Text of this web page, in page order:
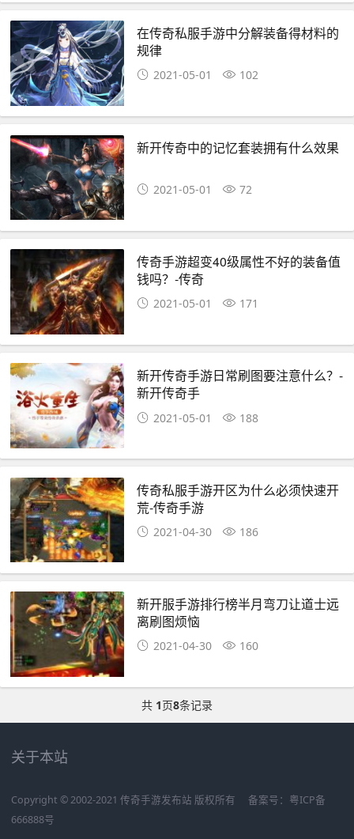
在传奇私服手游中分解装备得材料的
规律
2021-05-01 102
新开传奇中的记忆套装拥有什么效果
2021-05-01 72
传奇手游超变40级属性不好的装备值
钱吗？-传奇
2021-05-01 171
新开传奇手游日常刷图要注意什么？-
新开传奇手
2021-05-01 188
传奇私服手游开区为什么必须快速开
荒-传奇手游
2021-04-30 186
新开服手游排行榜半月弯刀让道士远
离刷图烦恼
2021-04-30 160
共 1页8条记录
关于本站
Copyright © 2002-2021 传奇手游发布站 版权所有 备案号： 粤ICP备
666888号